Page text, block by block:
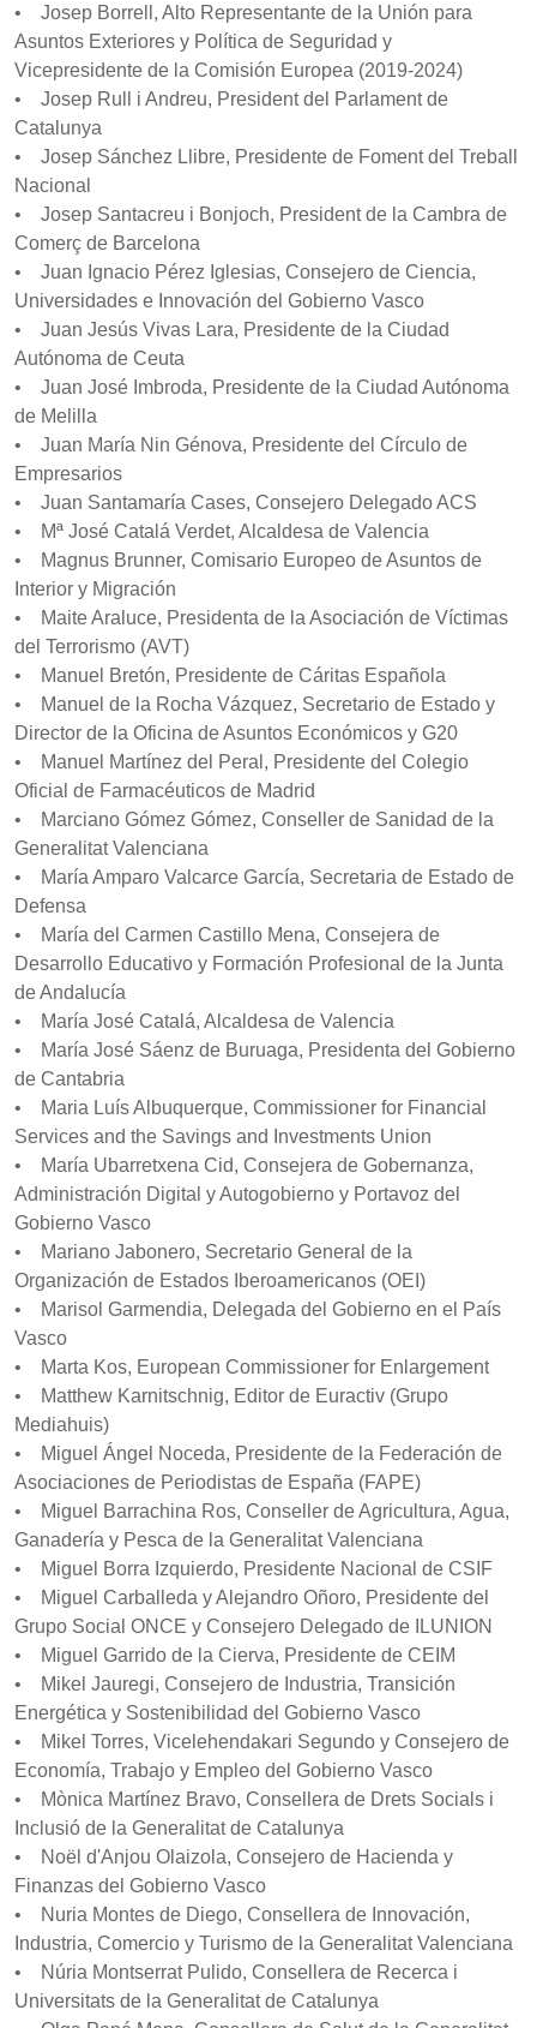
• Josep Borrell, Alto Representante de la Unión para
Asuntos Exteriores y Política de Seguridad y
Vicepresidente de la Comisión Europea (2019-2024)
• Josep Rull i Andreu, President del Parlament de
Catalunya
• Josep Sánchez Llibre, Presidente de Foment del Treball
Nacional
• Josep Santacreu i Bonjoch, President de la Cambra de
Comerç de Barcelona
• Juan Ignacio Pérez Iglesias, Consejero de Ciencia,
Universidades e Innovación del Gobierno Vasco
• Juan Jesús Vivas Lara, Presidente de la Ciudad
Autónoma de Ceuta
• Juan José Imbroda, Presidente de la Ciudad Autónoma
de Melilla
• Juan María Nin Génova, Presidente del Círculo de
Empresarios
• Juan Santamaría Cases, Consejero Delegado ACS
• Mª José Catalá Verdet, Alcaldesa de Valencia
• Magnus Brunner, Comisario Europeo de Asuntos de
Interior y Migración
• Maite Araluce, Presidenta de la Asociación de Víctimas
del Terrorismo (AVT)
• Manuel Bretón, Presidente de Cáritas Española
• Manuel de la Rocha Vázquez, Secretario de Estado y
Director de la Oficina de Asuntos Económicos y G20
• Manuel Martínez del Peral, Presidente del Colegio
Oficial de Farmacéuticos de Madrid
• Marciano Gómez Gómez, Conseller de Sanidad de la
Generalitat Valenciana
• María Amparo Valcarce García, Secretaria de Estado de
Defensa
• María del Carmen Castillo Mena, Consejera de
Desarrollo Educativo y Formación Profesional de la Junta
de Andalucía
• María José Catalá, Alcaldesa de Valencia
• María José Sáenz de Buruaga, Presidenta del Gobierno
de Cantabria
• Maria Luís Albuquerque, Commissioner for Financial
Services and the Savings and Investments Union
• María Ubarretxena Cid, Consejera de Gobernanza,
Administración Digital y Autogobierno y Portavoz del
Gobierno Vasco
• Mariano Jabonero, Secretario General de la
Organización de Estados Iberoamericanos (OEI)
• Marisol Garmendia, Delegada del Gobierno en el País
Vasco
• Marta Kos, European Commissioner for Enlargement
• Matthew Karnitschnig, Editor de Euractiv (Grupo
Mediahuis)
• Miguel Ángel Noceda, Presidente de la Federación de
Asociaciones de Periodistas de España (FAPE)
• Miguel Barrachina Ros, Conseller de Agricultura, Agua,
Ganadería y Pesca de la Generalitat Valenciana
• Miguel Borra Izquierdo, Presidente Nacional de CSIF
• Miguel Carballeda y Alejandro Oñoro, Presidente del
Grupo Social ONCE y Consejero Delegado de ILUNION
• Miguel Garrido de la Cierva, Presidente de CEIM
• Mikel Jauregi, Consejero de Industria, Transición
Energética y Sostenibilidad del Gobierno Vasco
• Mikel Torres, Vicelehendakari Segundo y Consejero de
Economía, Trabajo y Empleo del Gobierno Vasco
• Mònica Martínez Bravo, Consellera de Drets Socials i
Inclusió de la Generalitat de Catalunya
• Noël d'Anjou Olaizola, Consejero de Hacienda y
Finanzas del Gobierno Vasco
• Nuria Montes de Diego, Consellera de Innovación,
Industria, Comercio y Turismo de la Generalitat Valenciana
• Núria Montserrat Pulido, Consellera de Recerca i
Universitats de la Generalitat de Catalunya